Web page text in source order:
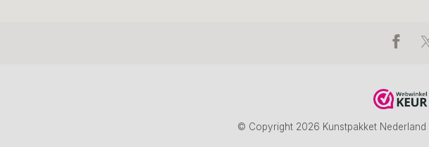
© Copyright 2026 Kunstpakket Nederland